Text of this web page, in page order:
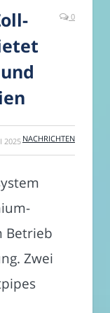
0
2025NACHRICHTEN
Betrieb
Zwei